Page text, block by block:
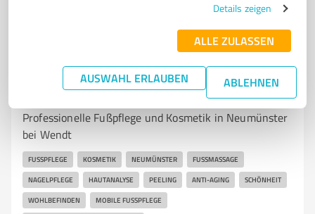
Details zeigen
ALLE ZULASSEN
AUSWAHL ERLAUBEN ABLEHNEN
Fußpflege-Kosmetik-Wendt Neumünster
Professionelle Fußpflege und Kosmetik in Neumünster
bei Wendt
FUSSPFLEGE KOSMETIK NEUMÜNSTER FUSSMASSAGE
NAGELPFLEGE HAUTANALYSE PEELING ANTI-AGING SCHÖNHEIT
WOHLBEFINDEN MOBILE FUSSPFLEGE